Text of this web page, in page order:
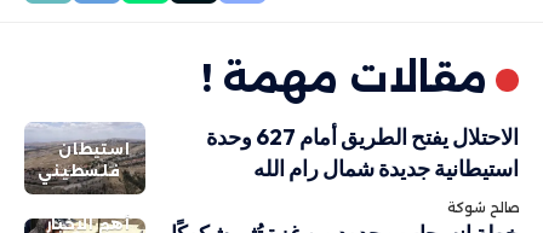
مقالات مهمة !
استيطان
فلسطيني
الاحتلال يفتح الطريق أمام 627 وحدة
استيطانية جديدة شمال رام الله
صالح شوكة
أهم الاخبار